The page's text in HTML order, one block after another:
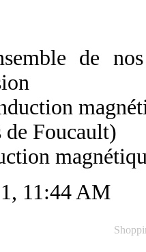
de
Foucault)
11:44 AM